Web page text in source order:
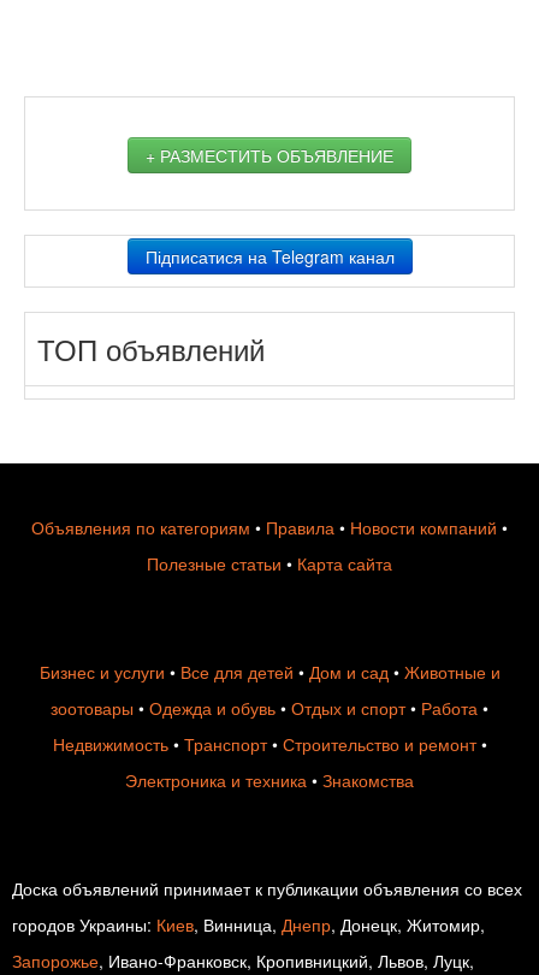
+ РАЗМЕСТИТЬ ОБЪЯВЛЕНИЕ
Підписатися на Telegram канал
ТОП объявлений
Объявления по категориям • Правила • Новости компаний •
Полезные статьи • Карта сайта
Бизнес и услуги • Все для детей • Дом и сад• Животные и
зоотовары • Одежда и обувь • Отдых и спорт• Работа •
Недвижимость• Транспорт• Строительство и ремонт•
Электроника и техника • Знакомства
Доска объявлений принимает к публикации объявления со всех
городов Украины: Киев, Винница, Днепр, Донецк, Житомир,
Запорожье, Ивано-Франковск, Кропивницкий, Львов, Луцк,